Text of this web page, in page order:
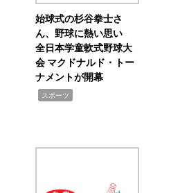
始球式の杉谷拳士さ
ん、野球に熱い思い
全日本学童軟式野球大
会 マクドナルド・トー
ナメントが開幕
スポーツ